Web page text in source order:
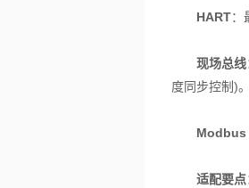
HART：
现场总线
度同步控制)
Modbus
适配要点